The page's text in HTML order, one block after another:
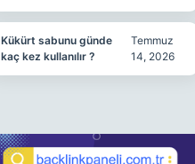
Kükürt sabunu günde
kaç kez kullanılır ?
Temmuz
14, 2026